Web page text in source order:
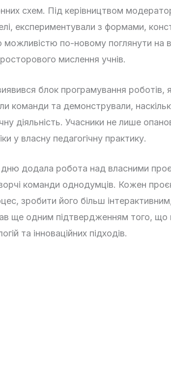
схем. Під керівництвом
експериментували з формами,
по-новому поглянути на
мислення учнів.
блок програмування роботів,
команди та демонстрували,
діяльність. Учасники не лише
у власну педагогічну практику.
додала робота над власними
команди однодумців. Кожен
зробити його більш
ще одним підтвердженням того, що
та інноваційних підходів.